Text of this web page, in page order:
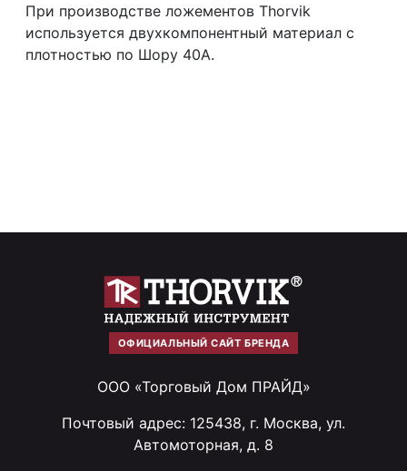
При производстве ложементов Thorvik
используется двухкомпонентный материал с
плотностью по Шору 40А.
ОФИЦИАЛЬНЫЙ САЙТ БРЕНДА
ООО «Торговый Дом ПРАЙД»
Почтовый адрес: 125438, г. Москва, ул.
Автомоторная, д. 8